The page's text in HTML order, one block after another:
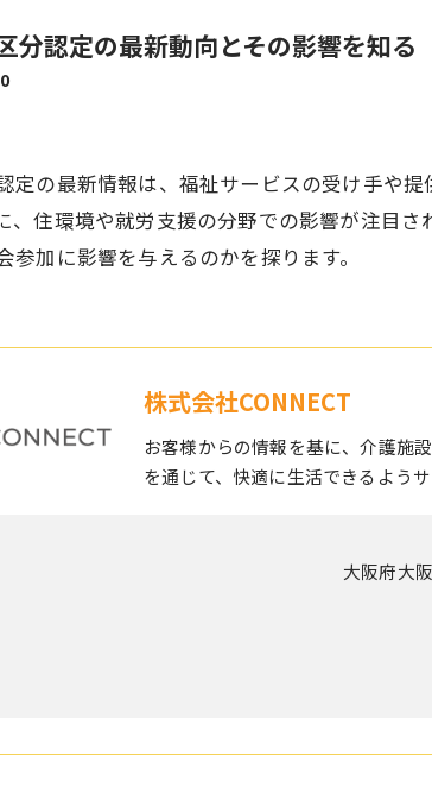
分認定の最新動向とその影響を知る
定の最新情報は、福祉サービスの受け手や
、住環境や就労支援の分野での影響が注目
参加に影響を与えるのかを探ります。
株式会社CONNECT
お客様からの情報を基に、介護施
を通じて、快適に生活できるよう
大阪府大